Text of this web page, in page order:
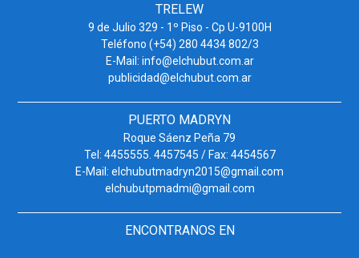
TRELEW
9 de Julio 329 - 1º Piso - Cp U-9100H
Teléfono (+54) 280 4434 802/3
E-Mail: info@elchubut.com.ar
publicidad@elchubut.com.ar
PUERTO MADRYN
Roque Sáenz Peña 79
Tel: 4455555. 4457545 / Fax: 4454567
E-Mail: elchubutmadryn2015@gmail.com
elchubutpmadmi@gmail.com
ENCONTRANOS EN